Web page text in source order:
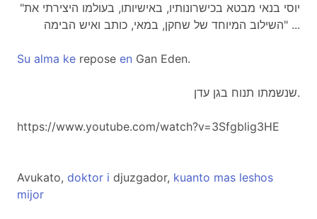
"יוסי בנאי מבטא בכישרונותיו, באישיותו, בעולמו היצירתי את
השילוב המיוחד של שחקן, במאי, כותב ואיש הבימה" ...
Su alma ke repose en Gan Eden.
שנשמתו תנוח בגן עדן.
https://www.youtube.com/watch?v=3Sfgblig3HE
Avukato, doktor i djuzgador, kuanto mas leshos
mijor